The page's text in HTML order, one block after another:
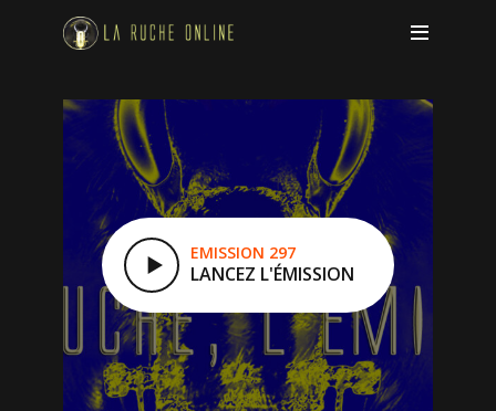
EMISSION 297
LANCEZ L'ÉMISSION